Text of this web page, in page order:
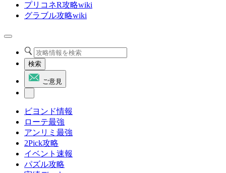
プリコネR攻略wiki
グラブル攻略wiki
検索
ご意見
ビヨンド情報
ローテ最強
アンリミ最強
2Pick攻略
イベント速報
パズル攻略